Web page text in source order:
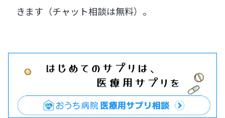
きます（チャット相談は無料）。